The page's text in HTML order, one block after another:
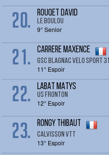
20. ROUQET David
LE BOULOU
9° Senior
21. CARRERE Maxence
GSC BLAGNAC VELO SPORT 31
11° Espoir
22. LABAT MATYS
US FRONTON
12° Espoir
23. RONGY Thibaut
CALVISSON VTT
13° Espoir